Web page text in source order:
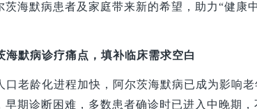
茨海默病患者及家庭带来新的希望，助力“健康
海默病诊疗痛点，填补临床需求空白
口老龄化进程加快，阿尔茨海默病已成为影响
早期诊断困难，多数患者确诊时已进入中晚期